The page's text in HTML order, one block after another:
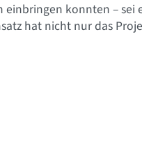
einbringen konnten – sei
hat nicht nur das